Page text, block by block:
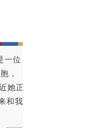
一位
，
她正
和我们